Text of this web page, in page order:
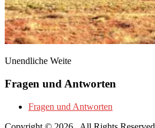
Unendliche Weite
Fragen und Antworten
Fragen und Antworten